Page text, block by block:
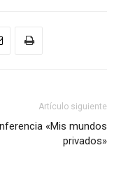
Artículo siguiente
«Mis mundos
privados»